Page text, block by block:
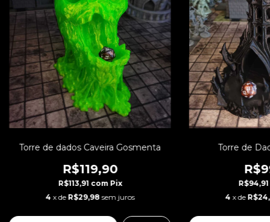
Torre de dados Caveira Gosmenta
R$119,90
R$113,91 com Pix
4 x de R$29,98 sem juros
Torre de
R$94,91
4 x de